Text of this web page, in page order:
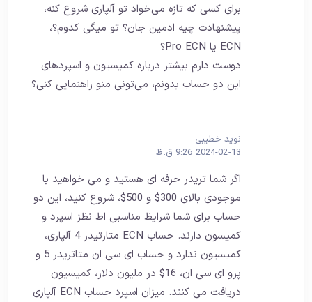
برای کسی که تازه می‌خواد تو آلپاری شروع کنه،
پیشنهادت چیه ادمین جان؟ تو میگی کدوم؟،
ECN یا Pro ECN؟
دوست دارم بیشتر درباره کمیسیون و اسپردهای
این دو حساب بدونم، می‌تونی منو راهنمایی کنی؟
نوید خطیبی
2024-02-13 9:26 ق.ظ
اگر شما تریدر حرفه ای هستید و می خواهید با
موجودی بالای 300$ و 500$، شروع کنید، این دو
حساب برای شما شرایظ مناسبی اط نظز اسپرد و
کمیسون دارند. حساب ECN متارتیدر 4 آلپاری،
کمیسیون ندارد و حساب ای سی ان متاتریدر 5 و
پرو ای سی ان، 16$ در ملیون دلار، کمیسیون
دریافت می کنند. میزان اسپرد حساب ECN آلپاری